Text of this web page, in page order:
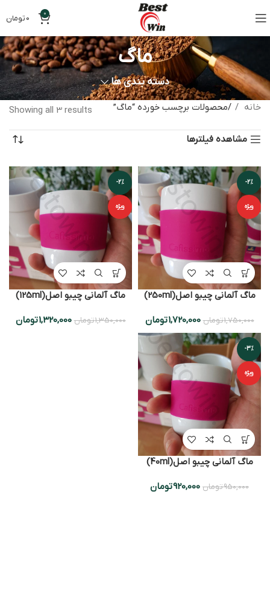
0
0تومان
ماگ
دسته بندی ها
خانه محصولات برچسب خورده “ماگ” Showing all 3 results
مشاهده فیلترها
-2%
ویژه
ماگ آلمانی چیبو اصل(250ml)
1,750,000تومان 1,720,000تومان
-2%
ویژه
ماگ آلمانی چیبو اصل(125ml)
1,350,000تومان 1,320,000تومان
-3%
ویژه
ماگ آلمانی چیبو اصل(40ml)
950,000تومان 920,000تومان